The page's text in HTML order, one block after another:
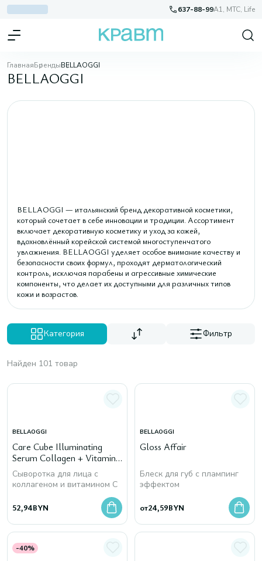
637-88-99A1, МТС, Life
ГлавнаяБрендыBELLAOGGI
BELLAOGGI
BELLAOGGI — итальянский бренд декоративной косметики,
который сочетает в себе инновации и традиции. Ассортимент
включает декоративную косметику и уход за кожей,
вдохновлённый корейской системой многоступенчатого
увлажнения. BELLAOGGI уделяет особое внимание качеству и
безопасности своих формул, проходят дерматологический
контроль, исключая парабены и агрессивные химические
компоненты, что делает их доступными для различных типов
кожи и возрастов.
Категория Фильтр
Найден 101 товар
BELLAOGGI
Care Cube Illuminating
Serum Collagen + Vitamin
C , 30 мл
Сыворотка для лица с
коллагеном и витамином С
52,94BYN
BELLAOGGI
Gloss Affair
Блеск для губ с плампинг
эффектом
от24,59BYN
-40%